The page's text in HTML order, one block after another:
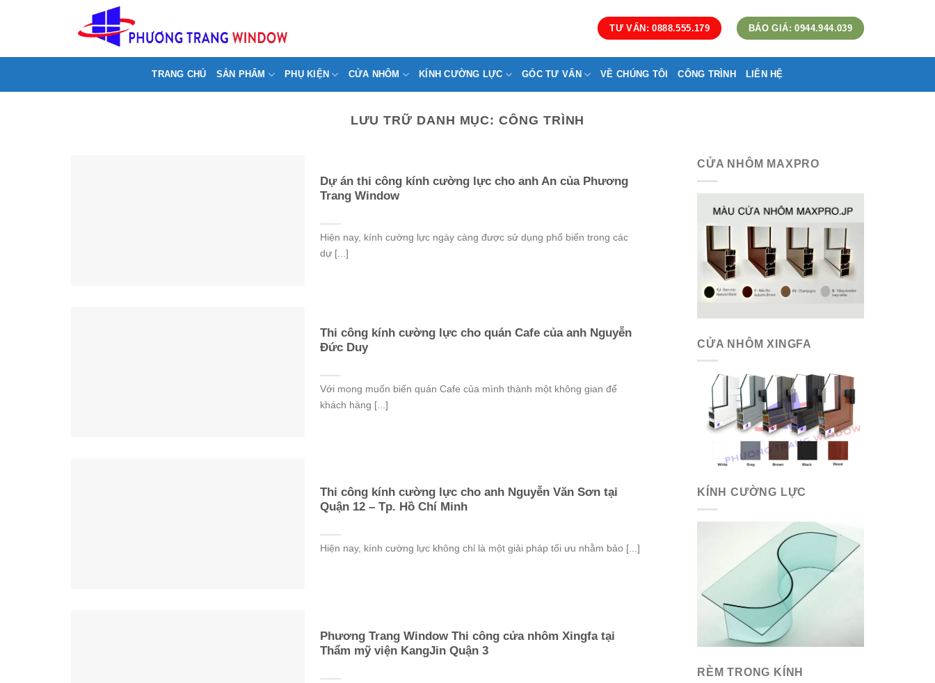
dung
TƯ VẤN: 0888.555.179 BÁO GIÁ: 0944.944.039
TRANG CHỦ SẢN PHẨM PHỤ KIỆN CỬA NHÔM KÍNH CƯỜNG LỰC GÓC TƯ VẤN VỀ CHÚNG TÔI CÔNG TRÌNH LIÊN HỆ
LƯU TRỮ DANH MỤC:CÔNG TRÌNH
Dự án thi công kính cường lực cho anh An của Phương
Trang Window
Hiện nay, kính cường lực ngày càng được sử dụng phổ biến trong các
dự [...]
Thi công kính cường lực cho quán Cafe của anh Nguyễn
Đức Duy
Với mong muốn biến quán Cafe của mình thành một không gian để
khách hàng [...]
Thi công kính cường lực cho anh Nguyễn Văn Sơn tại
Quận 12 – Tp. Hồ Chí Minh
Hiện nay, kính cường lực không chỉ là một giải pháp tối ưu nhằm bảo [...]
Phương Trang Window Thi công cửa nhôm Xingfa tại
Thẩm mỹ viện KangJin Quận 3
CỬA NHÔM MAXPRO
CỬA NHÔM XINGFA
KÍNH CƯỜNG LỰC
RÈM TRONG KÍNH